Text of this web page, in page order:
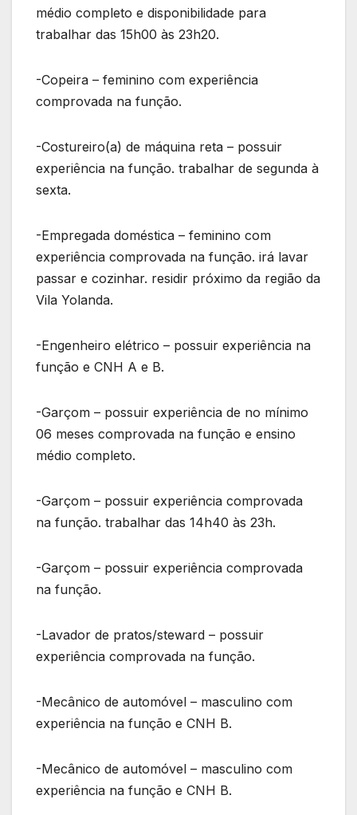
médio completo e disponibilidade para
trabalhar das 15h00 às 23h20.
-Copeira – feminino com experiência
comprovada na função.
-Costureiro(a) de máquina reta – possuir
experiência na função. trabalhar de segunda à
sexta.
-Empregada doméstica – feminino com
experiência comprovada na função. irá lavar
passar e cozinhar. residir próximo da região da
Vila Yolanda.
-Engenheiro elétrico – possuir experiência na
função e CNH A e B.
-Garçom – possuir experiência de no mínimo
06 meses comprovada na função e ensino
médio completo.
-Garçom – possuir experiência comprovada
na função. trabalhar das 14h40 às 23h.
-Garçom – possuir experiência comprovada
na função.
-Lavador de pratos/steward – possuir
experiência comprovada na função.
-Mecânico de automóvel – masculino com
experiência na função e CNH B.
-Mecânico de automóvel – masculino com
experiência na função e CNH B.